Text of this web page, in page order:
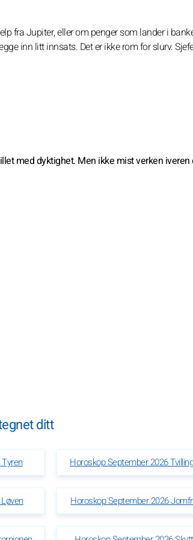
fra Jupiter, eller om penger som lander i
inn litt innsats. Det er ikke rom for slurv.
med dyktighet. Men ikke mist verken iveren
ditt
Horoskop September 2026
Horoskop September 2026